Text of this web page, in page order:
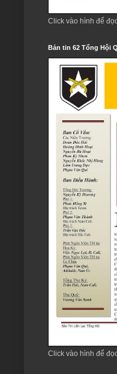
Click vào hình để
Bản tin 62 Tổng Hội
Click vào hình để